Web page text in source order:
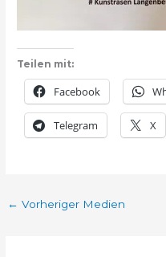
Teilen mit:
Facebook
Telegram X
← Vorheriger Medien